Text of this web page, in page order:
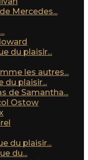
Mercedes...
du plaisir...
les autres...
du plaisir...
de Samantha...
Ostow
du plaisir...
du...